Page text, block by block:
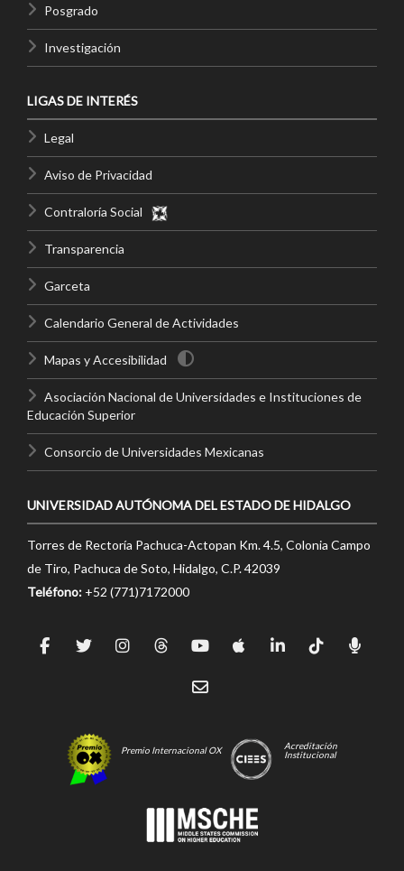
Posgrado
Investigación
LIGAS DE INTERÉS
Legal
Aviso de Privacidad
Contraloría Social
Transparencia
Garceta
Calendario General de Actividades
Mapas y Accesibilidad
Asociación Nacional de Universidades e Instituciones de
Educación Superior
Consorcio de Universidades Mexicanas
UNIVERSIDAD AUTÓNOMA DEL ESTADO DE HIDALGO
Torres de Rectoría Pachuca-Actopan Km. 4.5, Colonia Campo
de Tiro, Pachuca de Soto, Hidalgo, C.P. 42039
Teléfono: +52 (771)7172000
Premio Internacional OX
Acreditación
Institucional